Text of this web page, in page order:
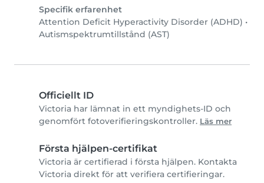
Specifik erfarenhet
Attention Deficit Hyperactivity Disorder (ADHD) •
Autismspektrumtillstånd (AST)
Officiellt ID
Victoria har lämnat in ett myndighets-ID och
genomfört fotoverifieringskontroller. Läs mer
Första hjälpen-certifikat
Victoria är certifierad i första hjälpen. Kontakta
Victoria direkt för att verifiera certifieringar.